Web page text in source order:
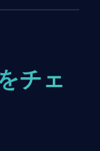
チェ